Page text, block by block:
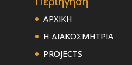
ΑΡΧΙΚΗ
Η ΔΙΑΚΟΣΜΗΤΡΙΑ
PROJECTS